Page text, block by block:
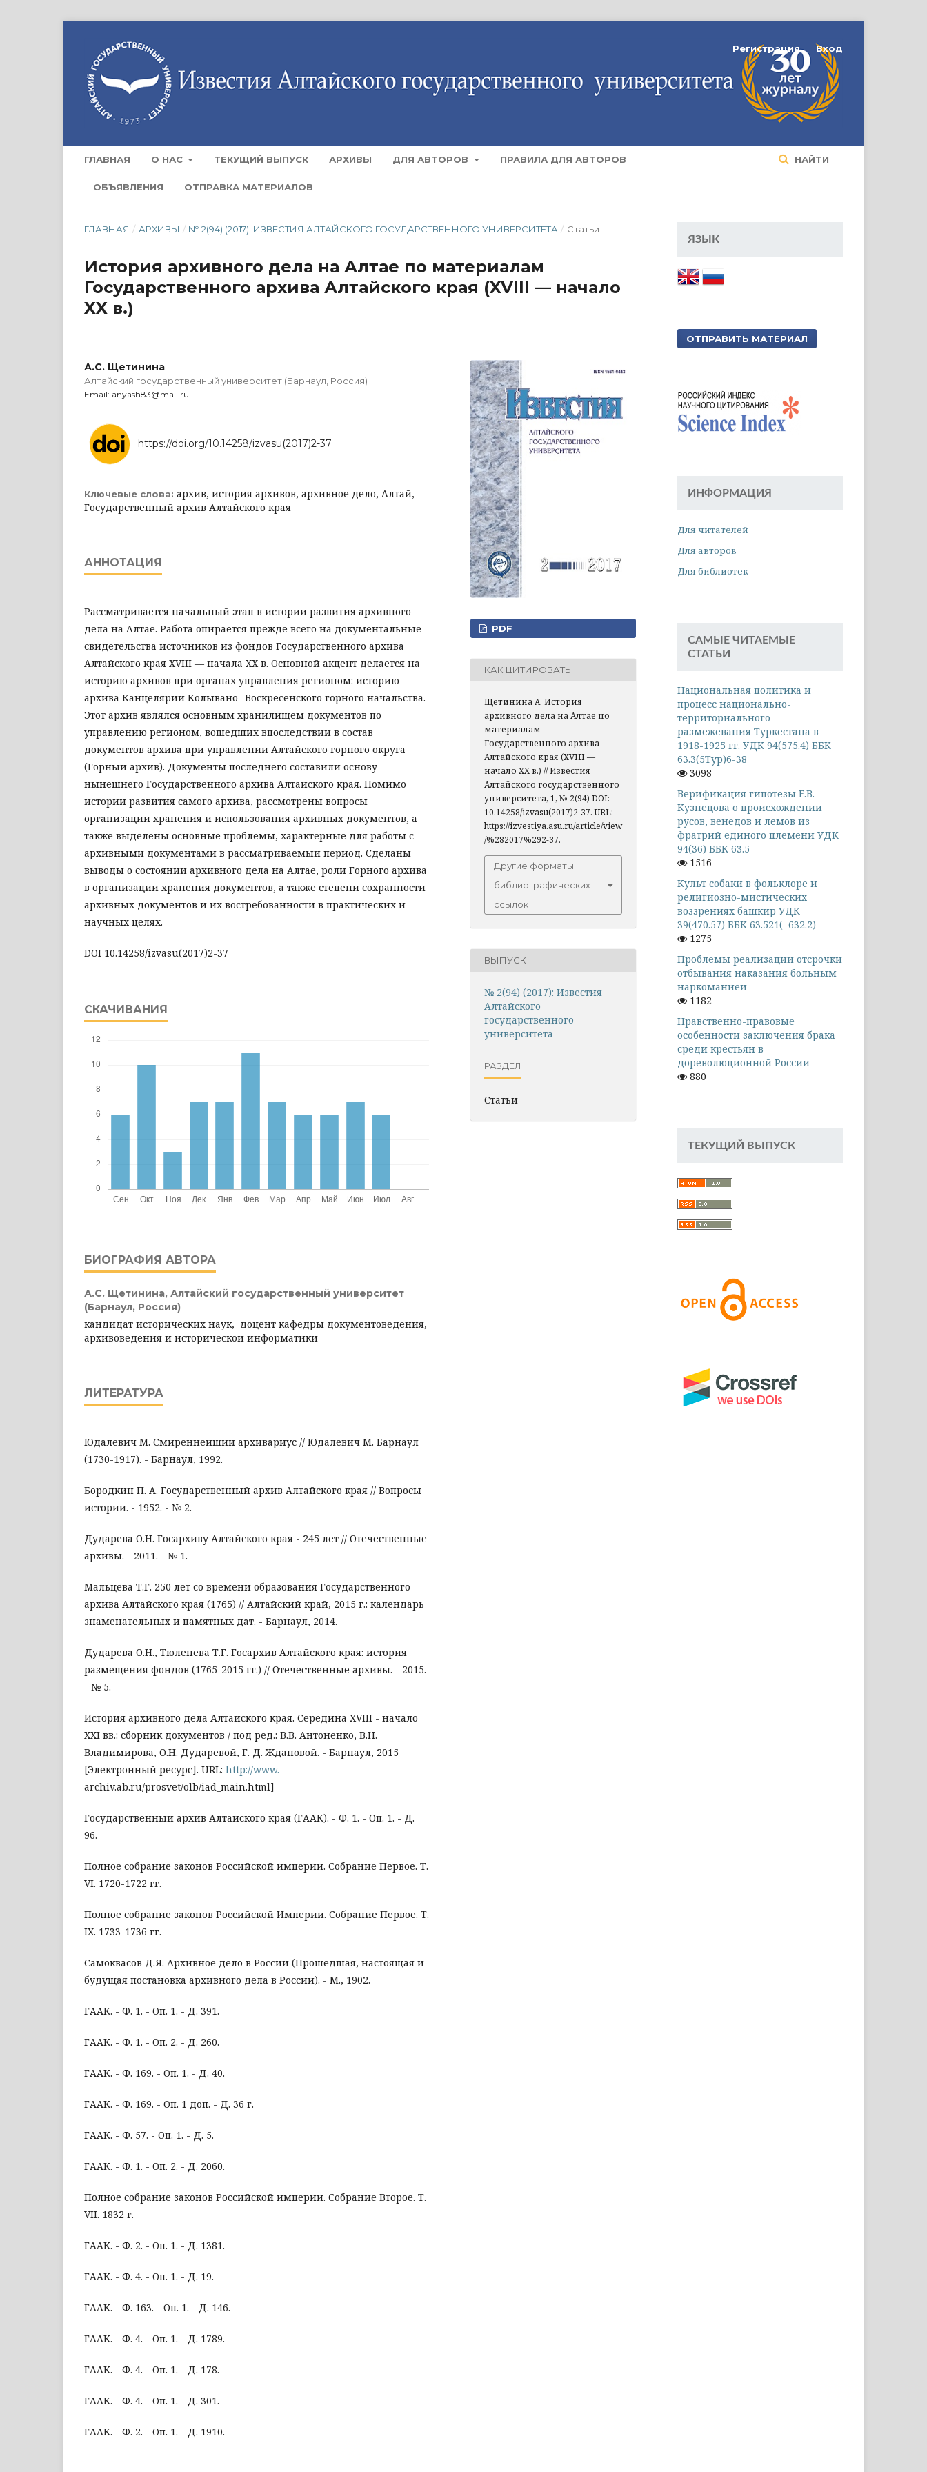
ГЛАВНАЯ О НАС ТЕКУЩИЙ ВЫПУСК АРХИВЫ ДЛЯ АВТОРОВ ПРАВИЛА ДЛЯ АВТОРОВ
ОБЪЯВЛЕНИЯ ОТПРАВКА МАТЕРИАЛОВ
НАЙТИ
Регистрация Вход
ГЛАВНАЯ / АРХИВЫ / № 2(94) (2017): ИЗВЕСТИЯ АЛТАЙСКОГО ГОСУДАРСТВЕННОГО УНИВЕРСИТЕТА / Статьи
История архивного дела на Алтае по материалам
Государственного архива Алтайского края (XVIII — начало
XX в.)
А.С. Щетинина
Алтайский государственный университет (Барнаул, Россия)
Email: anyash83@mail.ru
https://doi.org/10.14258/izvasu(2017)2-37
Ключевые слова: архив, история архивов, архивное дело, Алтай,
Государственный архив Алтайского края
АННОТАЦИЯ
Рассматривается начальный этап в истории развития архивного
дела на Алтае. Работа опирается прежде всего на документальные
свидетельства источников из фондов Государственного архива
Алтайского края XVIII — начала XX в. Основной акцент делается на
историю архивов при органах управления регионом: историю
архива Канцелярии Колывано- Воскресенского горного начальства.
Этот архив являлся основным хранилищем документов по
управлению регионом, вошедших впоследствии в состав
документов архива при управлении Алтайского горного округа
(Горный архив). Документы последнего составили основу
нынешнего Государственного архива Алтайского края. Помимо
истории развития самого архива, рассмотрены вопросы
организации хранения и использования архивных документов, а
также выделены основные проблемы, характерные для работы с
архивными документами в рассматриваемый период. Сделаны
выводы о состоянии архивного дела на Алтае, роли Горного архива
в организации хранения документов, а также степени сохранности
архивных документов и их востребованности в практических и
научных целях.
DOI 10.14258/izvasu(2017)2-37
СКАЧИВАНИЯ
БИОГРАФИЯ АВТОРА
А.С. Щетинина, Алтайский государственный университет
(Барнаул, Россия)
кандидат исторических наук, доцент кафедры документоведения,
архивоведения и исторической информатики
ЛИТЕРАТУРА
Юдалевич М. Смиреннейший архивариус // Юдалевич М. Барнаул
(1730-1917). - Барнаул, 1992.
Бородкин П. А. Государственный архив Алтайского края // Вопросы
истории. - 1952. - № 2.
Дударева О.Н. Госархиву Алтайского края - 245 лет // Отечественные
архивы. - 2011. - № 1.
Мальцева Т.Г. 250 лет со времени образования Государственного
архива Алтайского края (1765) // Алтайский край, 2015 г.: календарь
знаменательных и памятных дат. - Барнаул, 2014.
Дударева О.Н., Тюленева Т.Г. Госархив Алтайского края: история
размещения фондов (1765-2015 гг.) // Отечественные архивы. - 2015.
- № 5.
История архивного дела Алтайского края. Середина XVIII - начало
XXI вв.: сборник документов / под ред.: В.В. Антоненко, В.Н.
Владимирова, О.Н. Дударевой, Г. Д. Ждановой. - Барнаул, 2015
[Электронный ресурс]. URL: http://www.
archiv.ab.ru/prosvet/olb/iad_main.html]
Государственный архив Алтайского края (ГААК). - Ф. 1. - Оп. 1. - Д.
96.
Полное собрание законов Российской империи. Собрание Первое. Т.
VI. 1720-1722 гг.
Полное собрание законов Российской Империи. Собрание Первое. Т.
IX. 1733-1736 гг.
Самоквасов Д.Я. Архивное дело в России (Прошедшая, настоящая и
будущая постановка архивного дела в России). - М., 1902.
ГААК. - Ф. 1. - Оп. 1. - Д. 391.
ГААК. - Ф. 1. - Оп. 2. - Д. 260.
ГААК. - Ф. 169. - Оп. 1. - Д. 40.
ГААК. - Ф. 169. - Оп. 1 доп. - Д. 36 г.
ГААК. - Ф. 57. - Оп. 1. - Д. 5.
ГААК. - Ф. 1. - Оп. 2. - Д. 2060.
Полное собрание законов Российской империи. Собрание Второе. Т.
VII. 1832 г.
ГААК. - Ф. 2. - Оп. 1. - Д. 1381.
ГААК. - Ф. 4. - Оп. 1. - Д. 19.
ГААК. - Ф. 163. - Оп. 1. - Д. 146.
ГААК. - Ф. 4. - Оп. 1. - Д. 1789.
ГААК. - Ф. 4. - Оп. 1. - Д. 178.
ГААК. - Ф. 4. - Оп. 1. - Д. 301.
ГААК. - Ф. 2. - Оп. 1. - Д. 1910.
PDF
КАК ЦИТИРОВАТЬ
Щетинина А. История
архивного дела на Алтае по
материалам
Государственного архива
Алтайского края (XVIII —
начало XX в.) // Известия
Алтайского государственного
университета, 1, № 2(94) DOI:
10.14258/izvasu(2017)2-37. URL:
https://izvestiya.asu.ru/article/view
/%282017%292-37.
Другие форматы
библиографических
ссылок
ВЫПУСК
№ 2(94) (2017): Известия
Алтайского
государственного
университета
РАЗДЕЛ
Статьи
ЯЗЫК
ОТПРАВИТЬ МАТЕРИАЛ
ИНФОРМАЦИЯ
Для читателей
Для авторов
Для библиотек
САМЫЕ ЧИТАЕМЫЕ
СТАТЬИ
Национальная политика и
процесс национально-
территориального
размежевания Туркестана в
1918-1925 гг. УДК 94(575.4) ББК
63.3(5Тур)6-38
3098
Верификация гипотезы Е.В.
Кузнецова о происхождении
русов, венедов и лемов из
фратрий единого племени УДК
94(36) ББК 63.5
1516
Культ собаки в фольклоре и
религиозно-мистических
воззрениях башкир УДК
39(470.57) ББК 63.521(=632.2)
1275
Проблемы реализации отсрочки
отбывания наказания больным
наркоманией
1182
Нравственно-правовые
особенности заключения брака
среди крестьян в
дореволюционной России
880
ТЕКУЩИЙ ВЫПУСК